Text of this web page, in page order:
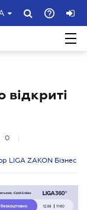
відкриті
0
LIGA ZAKON Бізнес